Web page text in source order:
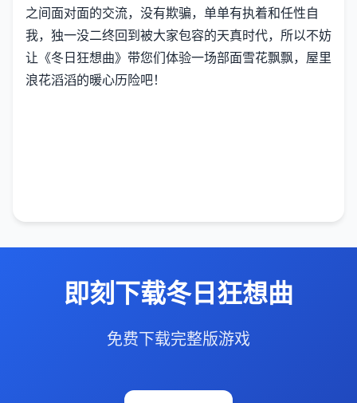
之间面对面的交流，没有欺骗，单单有执着和任性自
我，独一没二终回到被大家包容的天真时代，所以不妨
让《冬日狂想曲》带您们体验一场​​部面雪花飘飘，屋里
浪花滔滔​​的暖心历险吧！
即刻下载冬日狂想曲
免费下载完整版游戏